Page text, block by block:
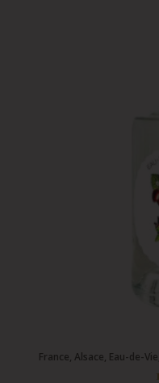
France, Alsace, Eau-de-